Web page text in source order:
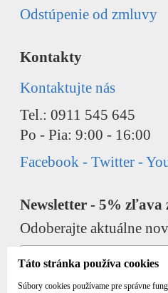
Odstúpenie od zmluvy
Kontakty
Kontaktujte nás
Tel.: 0911 545 645
Po - Pia: 9:00 - 16:00
Facebook - Twitter -
Newsletter - 5% zľava
Odoberajte aktuálne
Táto stránka používa cookies
Súbory cookies používame pre správne